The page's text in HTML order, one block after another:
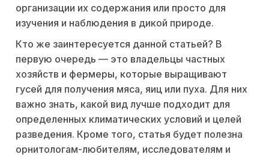
организации их содержания или просто для
изучения и наблюдения в дикой природе.
Кто же заинтересуется данной статьей? В
первую очередь — это владельцы частных
хозяйств и фермеры, которые выращивают
гусей для получения мяса, яиц или пуха. Для них
важно знать, какой вид лучше подходит для
определенных климатических условий и целей
разведения. Кроме того, статья будет полезна
орнитологам-любителям, исследователям и